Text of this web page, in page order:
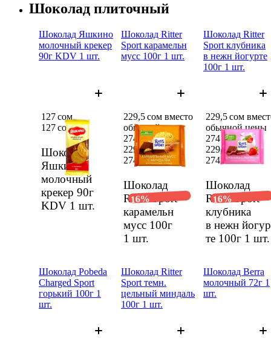
Шоколад плиточный
Шоколад Яшкино
молоч­ный крекер
90г KDV 1 шт.
Шоколад
Яшкино
молоч­ный
крекер 90г
KDV 1 шт.
127 сом
127 сом
Шоколад Ritter
Sport карамельн
мусс 100г 1 шт.
Шоколад
Ritter Sport
карамельн
мусс 100г
1 шт.
229,5 сом вместо
обычной цены
274 сом
229,5 сом
274 сом
16%
Шоколад Ritter
Sport клубни­ка
в нежн йогур­те
100г 1 шт.
Шоколад
Ritter Sport
клубни­ка
в нежн
те 100г 1 шт.
229,5 сом
обычной цены
274 сом
229,5 сом
274 сом
16%
Шоколад Pobeda
Charged Sport
горький 100г 1
шт.
Шоколад Ritter
Sport темн.
цельный миндаль
100г 1 шт.
Шоколад Berra
молоч­ный 72г 1
шт.